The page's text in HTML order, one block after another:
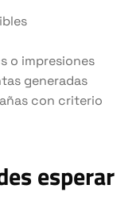
o impresiones
generadas
con criterio
esperar